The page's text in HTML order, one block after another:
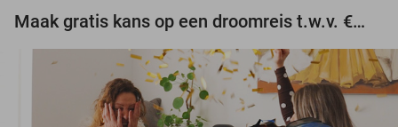
Maak gratis kans op een droomreis t.w.v. €3.000!